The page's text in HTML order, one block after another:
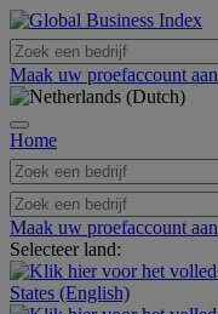
Maak uw proefaccount aan
Home
Maak uw proefaccount aan
Selecteer land:
States (English)